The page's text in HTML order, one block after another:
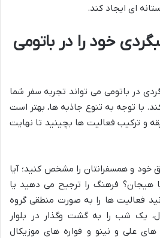
ای ایجاد کند.
خود را در باتومی
در باتومی می تواند تجربه سفر شما
با توجه به تنوع جاذبه ها، بهتر است
و ترکیب فعالیت ها بچینید تا نهایت
خود و همسفرانتان را مشخص کنید؛ آیا
هیجان؟ فرهنگ را ترجیح می دهید یا
فعالیت ها را به صورت منطقی گروه
یک شب را به گشت وگذار در بلوار
علی و نینو و فواره های موزیکال